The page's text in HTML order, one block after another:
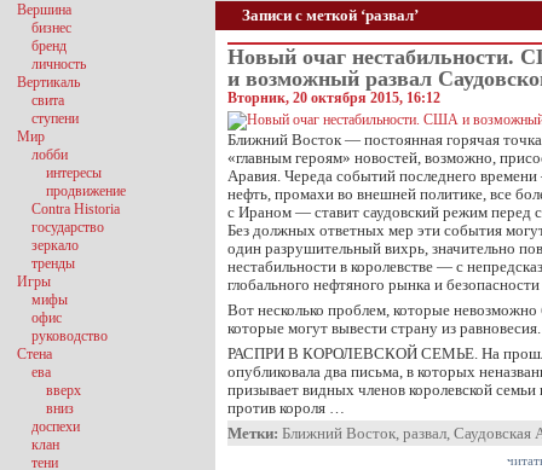
Записи с меткой ‘развал’
Новый очаг нестабильности.
и возможный развал
Вторник, 20 октября 2015, 16:12
Ближний Восток — постоянная горячая
«главным героям» новостей, возможно,
Аравия. Череда событий последнего
нефть, промахи во внешней политике, все
с Ираном — ставит саудовский режим перед
Без должных ответных мер эти события
один разрушительный вихрь, значительно
нестабильности в королевстве — с
глобального нефтяного рынка и
Вот несколько проблем, которые
которые могут вывести страну из равновесия.
РАСПРИ В КОРОЛЕВСКОЙ СЕМЬЕ. На
опубликовала два письма, в которых
призывает видных членов королевской
против короля …
Метки: Ближний Восток, развал, Саудовская
Вершина
бизнес
бренд
личность
Вертикаль
свита
ступени
Мир
лобби
интересы
продвижение
Contra Historia
государство
зеркало
тренды
Игры
мифы
офис
руководство
Стена
ева
вверх
вниз
доспехи
клан
тени